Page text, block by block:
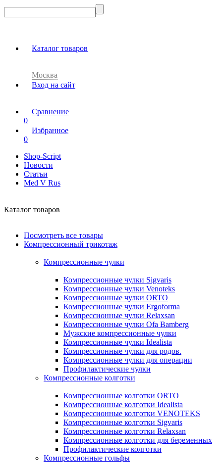
Каталог товаров
Москва
Вход на сайт
Сравнение
0
Избранное
0
Shop-Script
Новости
Статьи
Med V Rus
Каталог товаров
Посмотреть все товары
Компрессионный трикотаж
Компрессионные чулки
Компрессионные чулки Sigvaris
Компрессионные чулки Venoteks
Компрессионные чулки ORTO
Компрессионные чулки Ergoforma
Компрессионные чулки Relaxsan
Компрессионные чулки Ofa Bamberg
Мужские компрессионные чулки
Компрессионные чулки Idealista
Компрессионные чулки для родов.
Компрессионные чулки для операции
Профилактические чулки
Компрессионные колготки
Компрессионные колготки ORTO
Компрессионные колготки Idealista
Компрессионные колготки VENOTEKS
Компрессионные колготки Sigvaris
Компрессионные колготки Relaxsan
Компрессионные колготки для беременных
Профилактические колготки
Компрессионные гольфы